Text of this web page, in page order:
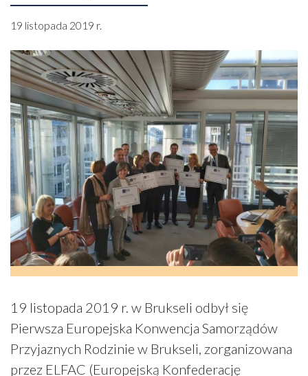
19 listopada 2019 r.
19 listopada 2019 r. w Brukseli odbył się
Pierwsza Europejska Konwencja Samorządów
Przyjaznych Rodzinie w Brukseli, zorganizowana
przez ELFAC (Europejską Konfederację